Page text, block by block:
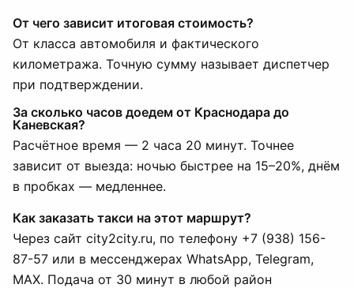
От чего зависит итоговая стоимость?
От класса автомобиля и фактического
километража. Точную сумму называет диспетчер
при подтверждении.
За сколько часов доедем от Краснодара до
Каневская?
Расчётное время — 2 часа 20 минут. Точнее
зависит от выезда: ночью быстрее на 15–20%, днём
в пробках — медленнее.
Как заказать такси на этот маршрут?
Через сайт city2city.ru, по телефону +7 (938) 156-
87-57 или в мессенджерах WhatsApp, Telegram,
MAX. Подача от 30 минут в любой район